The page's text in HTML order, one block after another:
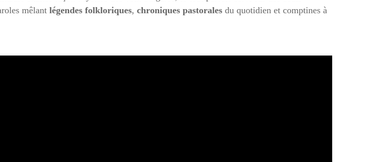
mêlant légendes folkloriques, chroniques pastorales du quotidien et comptines à